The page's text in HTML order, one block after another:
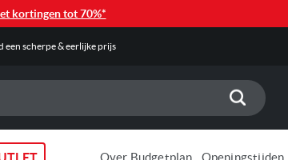
kortingen tot 70%*
een scherpe & eerlijke prijs
Zoek
Over Budgetplan Openingstijden